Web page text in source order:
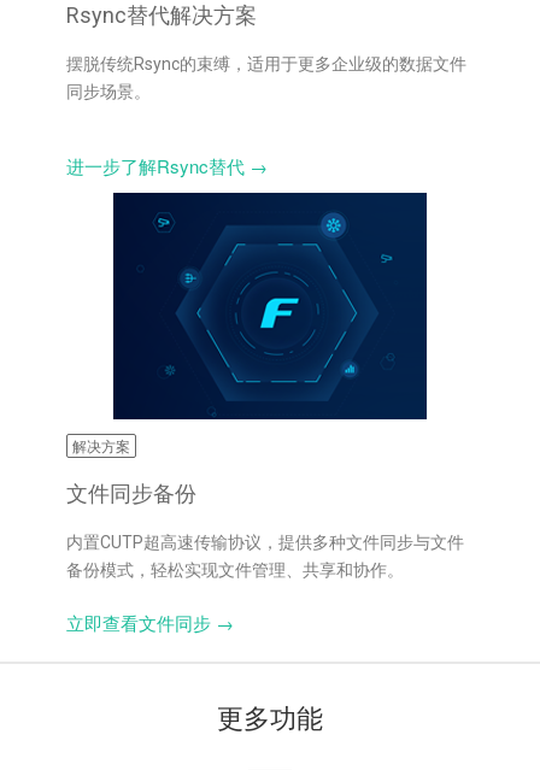
Rsync替代解决方案
摆脱传统Rsync的束缚，适用于更多企业级的数据文件
同步场景。
进一步了解Rsync替代 →
解决方案
文件同步备份
内置CUTP超高速传输协议，提供多种文件同步与文件
备份模式，轻松实现文件管理、共享和协作。
立即查看文件同步 →
更多功能